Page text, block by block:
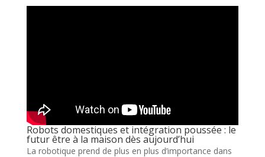
Robots domestiques et intégration poussée : le
futur être à la maison dès aujourd’hui
La robotique prend de plus en plus d’importance dans